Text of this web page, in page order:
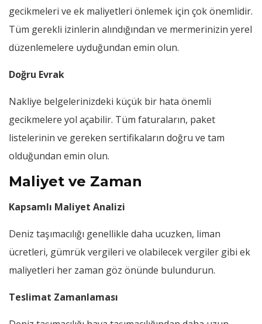
gecikmeleri ve ek maliyetleri önlemek için çok önemlidir.
Tüm gerekli izinlerin alındığından ve mermerinizin yerel
düzenlemelere uyduğundan emin olun.
Doğru Evrak
Nakliye belgelerinizdeki küçük bir hata önemli
gecikmelere yol açabilir. Tüm faturaların, paket
listelerinin ve gereken sertifikaların doğru ve tam
olduğundan emin olun.
Maliyet ve Zaman
Kapsamlı Maliyet Analizi
Deniz taşımacılığı genellikle daha ucuzken, liman
ücretleri, gümrük vergileri ve olabilecek vergiler gibi ek
maliyetleri her zaman göz önünde bulundurun.
Teslimat Zamanlaması